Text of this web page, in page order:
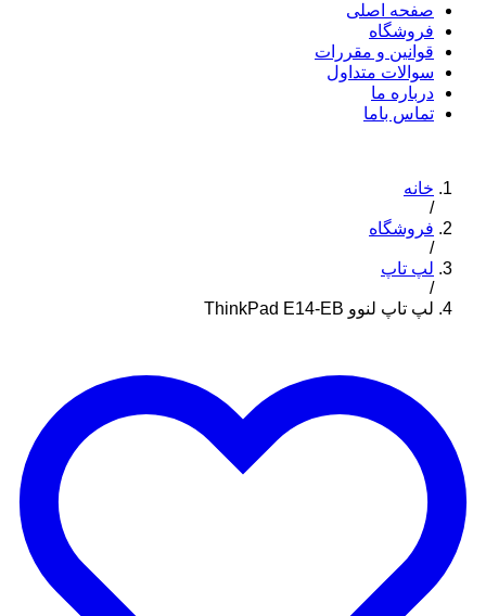
صفحه اصلی
فروشگاه
قوانین و مقررات
سوالات متداول
درباره ما
تماس باما
خانه
/
فروشگاه
/
لپ تاپ
/
لپ تاپ لنوو ThinkPad E14-EB